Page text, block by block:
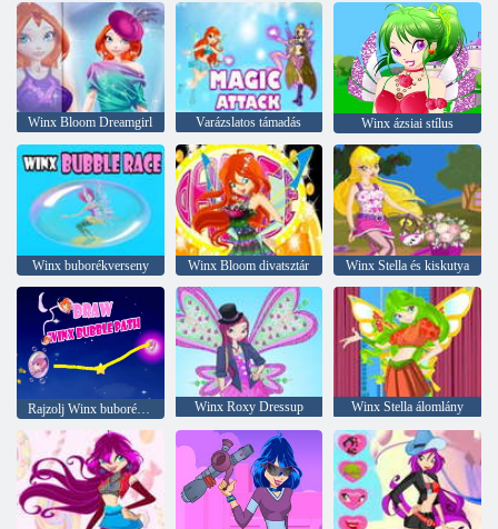
Winx Bloom Dreamgirl Varázslatos támadás Winx ázsiai stílus
Winx buborékverseny Winx Bloom divatsztár Winx Stella és kiskutya
Winx Roxy Dressup Winx Stella álomlány